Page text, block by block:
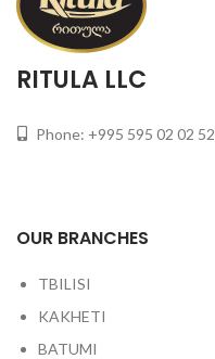
RITULA LLC
Phone: +995 595 02 02 52
OUR BRANCHES
TBILISI
KAKHETI
BATUMI